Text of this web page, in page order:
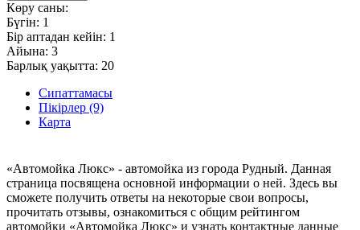
Көру саны:
Бүгін: 1
Бір аптадан кейін: 1
Айына: 3
Барлық уақытта: 20
Сипаттамасы
Пікірлер (9)
Карта
«Автомойка Люкс» - автомойка из города Рудный. Данная
страница посвящена основной информации о ней. Здесь вы
сможете получить ответы на некоторые свои вопросы,
прочитать отзывы, ознакомиться с общим рейтингом
автомойки «Автомойка Люкс» и узнать контактные данные